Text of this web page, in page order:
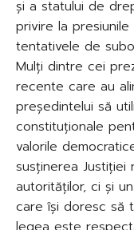
și a statului de
privire la
tentativele de
Mulți dintre cei
recente care au
președintelui să
constituționale
valorile
susținerea
autorităților, ci și
care își doresc să